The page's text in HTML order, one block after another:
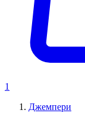
1
Джемпери